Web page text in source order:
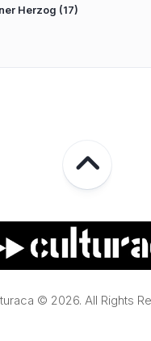
Herzog (17)
© 2026. All Rights